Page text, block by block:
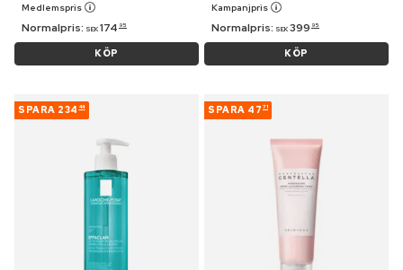
Medlemspris
Normalpris: SEK 174 95
KÖP
Kampanjpris
Normalpris: SEK 399 95
KÖP
SPARA 234 44 SPARA 47 71